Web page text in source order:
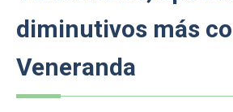
diminutivos más
Veneranda